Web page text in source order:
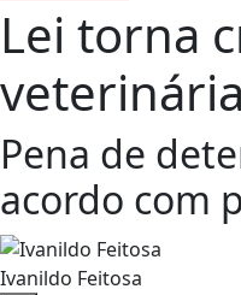
Lei torna
veterinária
Pena de
acordo com
Ivanildo Feitosa